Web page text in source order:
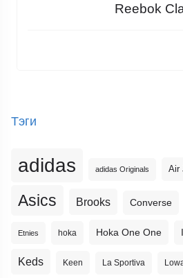
Reebok
Тэги
adidas adidas Originals Air
Asics Brooks Converse
Etnies hoka Hoka One One
Keds Keen La Sportiva